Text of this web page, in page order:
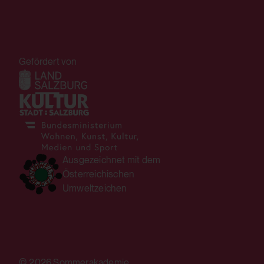
Verwendungszweck:
Mechanismus um vor "Cross Site Request
Forgery (CSRF)" Angriffen über das Absenden
von Formularen zu schützen.
Domain:
localhost
Speicherdauer:
Nein
Speichert die Benutzereinstellungen beim
Abruf eines auf anderen Webseiten
integrierten YouTube-Videos
Drittanbieter:
Ja
HTML Local Storage:
Gefördert von
Ausgezeichnet mit dem
Österreichischen
Umweltzeichen